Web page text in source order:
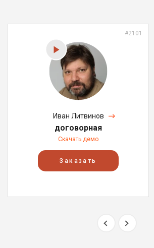
#2101
Иван Литвинов
договорная
Скачать демо
Заказать